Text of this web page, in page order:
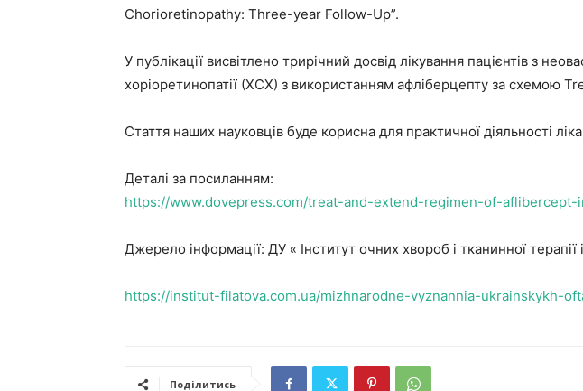
Chorioretinopathy: Three-year Follow-Up”.
У публікації висвітлено трирічний досвід лікування пацієнтів з
хоріоретинопатії (ХСХ) з використанням афліберцепту за схемою
Стаття наших науковців буде корисна для практичної діяльності
Деталі за посиланням:
https://www.dovepress.com/treat-and-extend-regimen-of-
Джерело інформації: ДУ « Інститут очних хвороб і тканинної
https://institut-filatova.com.ua/mizhnarodne-vyznannia-ukrainskykh-
Поділитись